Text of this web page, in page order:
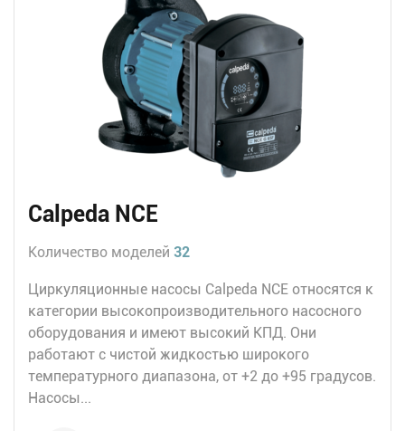
Calpeda NCE
Количество моделей 32
Циркуляционные насосы Calpeda NCE относятся к
категории высокопроизводительного насосного
оборудования и имеют высокий КПД. Они
работают с чистой жидкостью широкого
температурного диапазона, от +2 до +95 градусов.
Насосы...